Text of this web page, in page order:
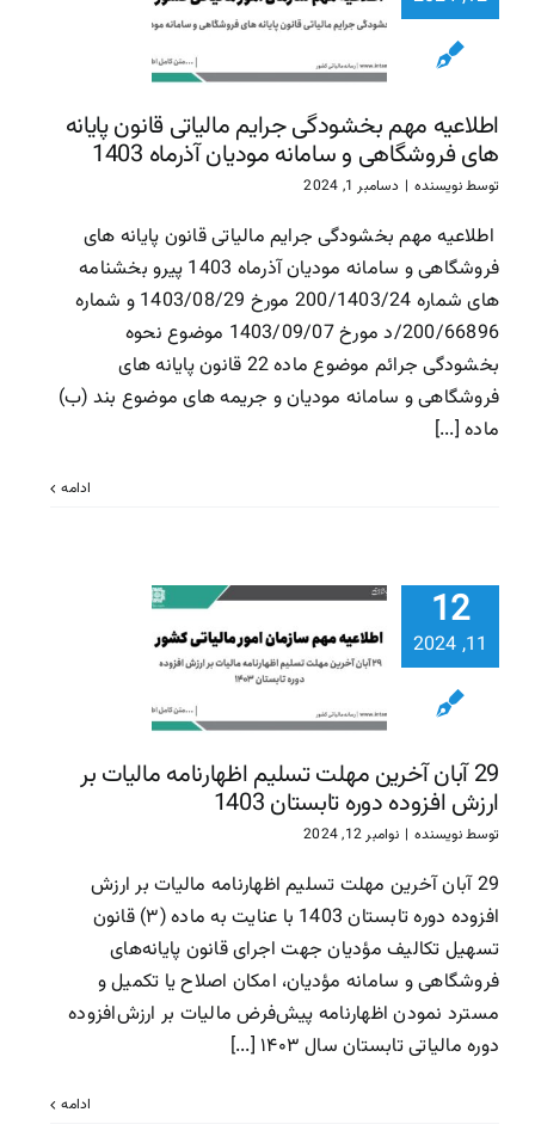
آذرماه 1403
سازمان امور مالیاتی
اطلاعیه مهم بخشودگی جرایم مالیاتی قانون پایانه
های فروشگاهی و سامانه مودیان آذرماه 1403
توسطنویسنده | دسامبر 1, 2024
اطلاعیه مهم بخشودگی جرایم مالیاتی قانون پایانه های
فروشگاهی و سامانه مودیان آذرماه 1403 پیرو بخشنامه
های شماره 200/1403/24 مورخ 1403/08/29 و شماره
200/66896/د مورخ 1403/09/07 موضوع نحوه
بخشودگی جرائم موضوع ماده 22 قانون پایانه های
فروشگاهی و سامانه مودیان و جریمه های موضوع بند (ب)
ماده [...]
ادامه
12
11, 2024
سازمان امور مالیاتی29 آبان آخرین مهلت تسلیم اظهارنامه مالیات بر
ارزش افزوده دوره تابستان 1403
توسطنویسنده | نوامبر 12, 2024
29 آبان آخرین مهلت تسلیم اظهارنامه مالیات بر ارزش
افزوده دوره تابستان 1403 با عنایت به ماده (۳) قانون
تسهیل تکالیف مؤدیان جهت اجرای قانون پایانه‌های
فروشگاهی و سامانه مؤدیان، امکان اصلاح یا تکمیل و
مسترد نمودن اظهارنامه پیش‌فرض مالیات بر ارزش‌افزوده
دوره مالیاتی تابستان سال ۱۴۰۳ [...]
ادامه
نحوه